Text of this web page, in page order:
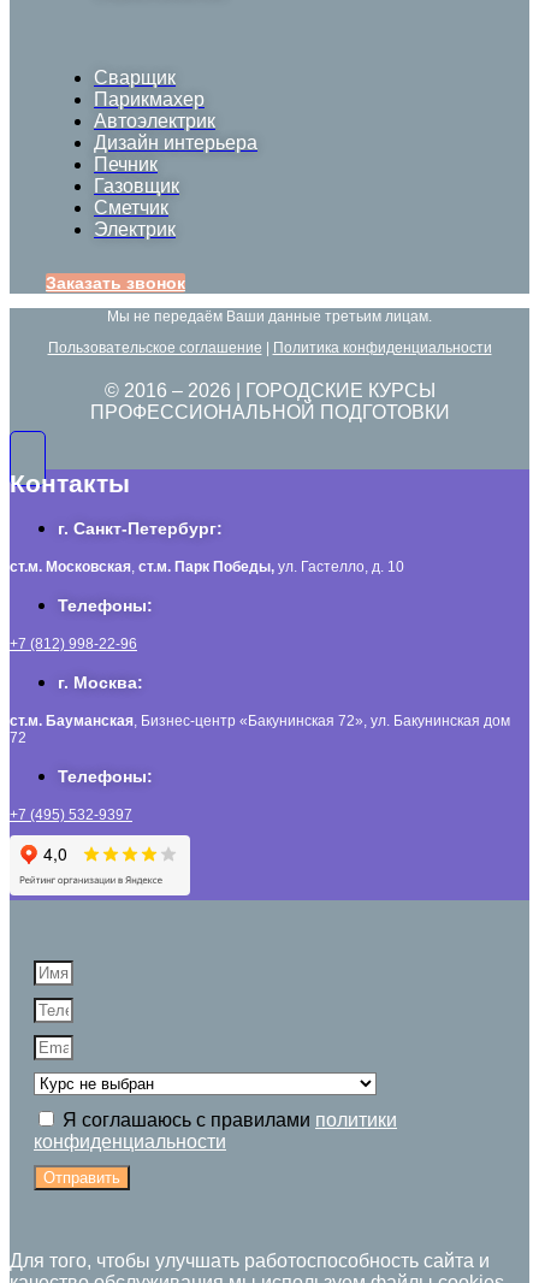
Сварщик
Парикмахер
Автоэлектрик
Дизайн интерьера
Печник
Газовщик
Сметчик
Электрик
Заказать звонок
Мы не передаём Ваши данные третьим лицам.
Пользовательское соглашение | Политика конфиденциальности
© 2016 – 2026 | ГОРОДСКИЕ КУРСЫ
ПРОФЕССИОНАЛЬНОЙ ПОДГОТОВКИ
Контакты
г. Санкт-Петербург:
ст.м. Московская ст.м. Парк Победы, ул. Гастелло, д. 10
Телефоны:
+7 (812) 998-22-96
г. Москва:
ст.м. Бауманская , Бизнес-центр «Бакунинская 72», ул. Бакунинская дом
72
Телефоны:
+7 (495) 532-9397
Я соглашаюсь с правилами политики
конфиденциальности
Отправить
Для того, чтобы улучшать работоспособность сайта и